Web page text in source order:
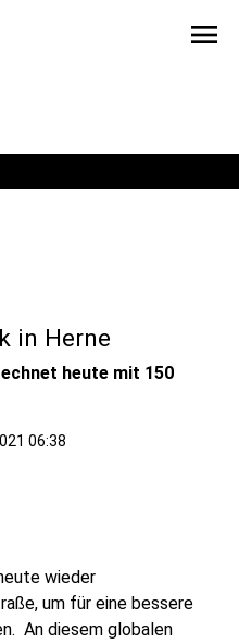
menu
in Herne
heute mit 150
06:38
wieder
um für eine bessere
An diesem globalen